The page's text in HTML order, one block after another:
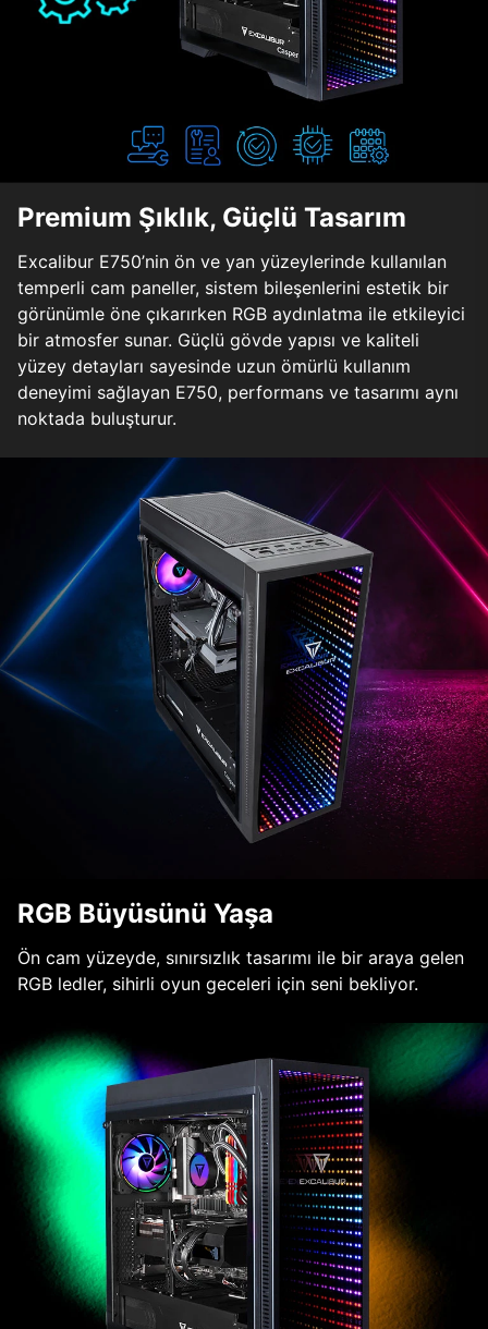
Premium Şıklık, Güçlü Tasarım
Excalibur E750’nin ön ve yan yüzeylerinde kullanılan
temperli cam paneller, sistem bileşenlerini estetik bir
görünümle öne çıkarırken RGB aydınlatma ile etkileyici
bir atmosfer sunar. Güçlü gövde yapısı ve kaliteli
yüzey detayları sayesinde uzun ömürlü kullanım
deneyimi sağlayan E750, performans ve tasarımı aynı
noktada buluşturur.
RGB Büyüsünü Yaşa
Ön cam yüzeyde, sınırsızlık tasarımı ile bir araya gelen
RGB ledler, sihirli oyun geceleri için seni bekliyor.